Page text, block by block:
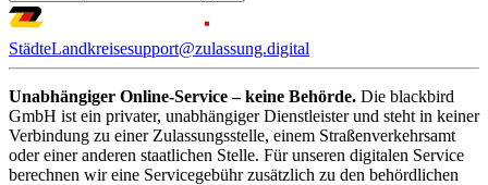
StädteLandkreisesupport@zulassung.digital
Unabhängiger Online-Service – keine Behörde. Die blackbird
GmbH ist ein privater, unabhängiger Dienstleister und steht in keiner
Verbindung zu einer Zulassungsstelle, einem Straßenverkehrsamt
oder einer anderen staatlichen Stelle. Für unseren digitalen Service
berechnen wir eine Servicegebühr zusätzlich zu den behördlichen